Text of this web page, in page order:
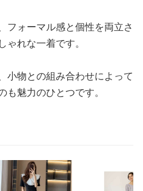
フォーマル感と個性を両立さ
れな一着です。
小物との組み合わせによって
魅力のひとつです。